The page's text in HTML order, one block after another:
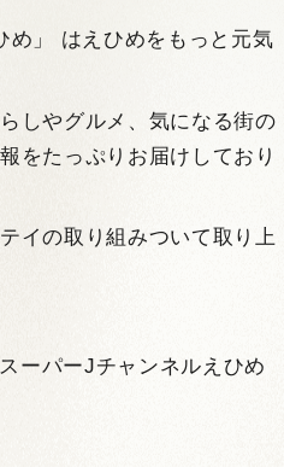
め」 はえひめをもっと元気
しやグルメ、気になる街の
をたっぷりお届けしており
イの取り組みついて取り上
ーパーJチャンネルえひめ